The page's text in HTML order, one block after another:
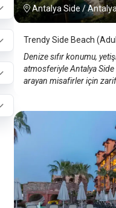
Antalya Side /
Trendy Side Beach
Denize sıfır konumu,
atmosferiyle Antalya
arayan misafirler için